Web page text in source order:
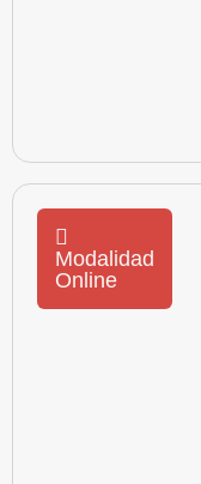
Modalidad
Online